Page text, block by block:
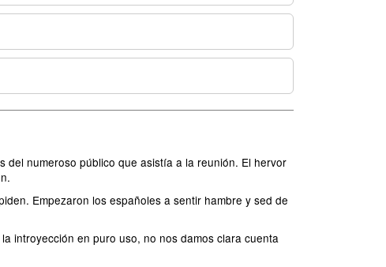
numeroso público que asistía a la reunión. El hervor
Empezaron los españoles a sentir hambre y sed de
introyección en puro uso, no nos damos clara cuenta